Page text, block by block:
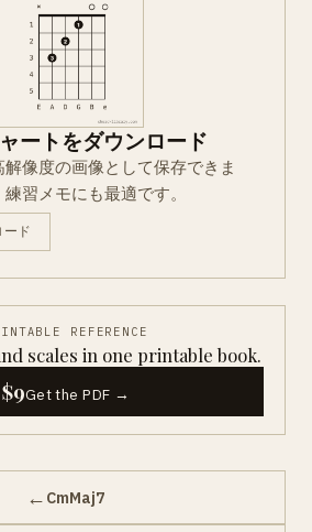
ートをダウンロード
像度の画像として保存できま
習メモにも最適です。
ード
REFERENCE
scales in one printable book.
$9Get the PDF →
← CmMaj7